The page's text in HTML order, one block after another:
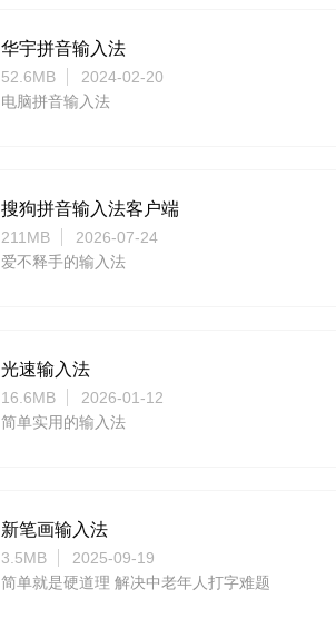
华宇拼音输入法
52.6MB
2024-02-20
电脑拼音输入法
搜狗拼音输入法客户端
211MB
2026-07-24
爱不释手的输入法
光速输入法
16.6MB
2026-01-12
简单实用的输入法
新笔画输入法
3.5MB
2025-09-19
简单就是硬道理 解决中老年人打字难题